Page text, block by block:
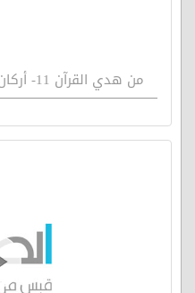
من هدي القرآن 11- أركان الهداية